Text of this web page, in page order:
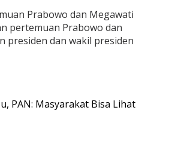
Prabowo dan Megawati
pertemuan Prabowo dan
presiden dan wakil presiden
PAN: Masyarakat Bisa Lihat